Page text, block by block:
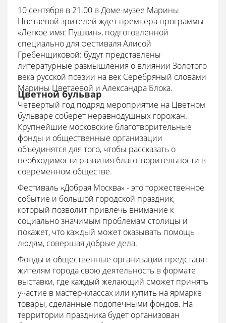
10 сентября в 21.00 в Доме-музее Марины
Цветаевой зрителей ждет премьера программы
«Легкое имя: Пушкин», подготовленной
специально для фестиваля Алисой
Гребенщиковой: будут представлены
литературные размышления о влиянии Золотого
века русской поэзии на век Серебряный словами
Марины Цветаевой и Александра Блока.
Цветной бульвар
Четвертый год подряд мероприятие на Цветном
бульваре соберет неравнодушных горожан.
Крупнейшие московские благотворительные
фонды и общественные организации
объединятся для того, чтобы рассказать о
необходимости развития благотворительности в
современном обществе.
Фестиваль «Добрая Москва» - это торжественное
событие и большой городской праздник,
который позволит привлечь внимание к
социально значимым проблемам столицы и
покажет, что каждый может оказывать помощь
людям, совершая добрые дела.
Фонды и общественные организации представят
жителям города свою деятельность в формате
выставки, где каждый желающий сможет принять
участие в мастер-классах или купить на ярмарке
товары, сделанные подопечными фондов. На
территории праздника будет организован